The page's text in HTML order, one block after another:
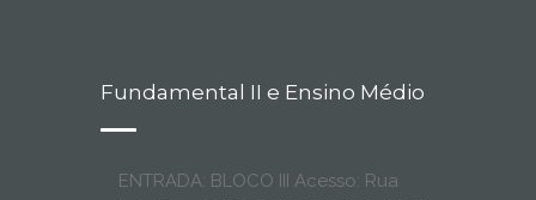
Fundamental II e Ensino Médio
ENTRADA: BLOCO III Acesso: Rua